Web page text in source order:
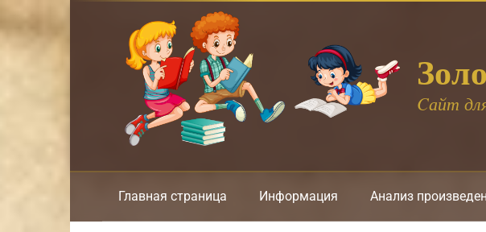
к
Cайт
Главная страница Информация Анализ